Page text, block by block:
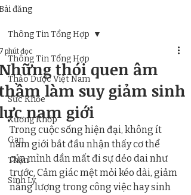
đăng
Thông Tin Tổng Hợp
Thảo Dược Việt Nam
Sức Khỏe
Xương Khớp
Gan
Thận
Sinh Lý
Thông Tin Tổng Hợp
thói quen âm
làm suy giảm sinh
nam giới
phút đọc
Trong cuộc sống hiện đại, không ít
nam giới bắt đầu nhận thấy cơ thể
của mình dần mất đi sự dẻo dai như
trước. Cảm giác mệt mỏi kéo dài, giảm
năng lượng trong công việc hay sinh